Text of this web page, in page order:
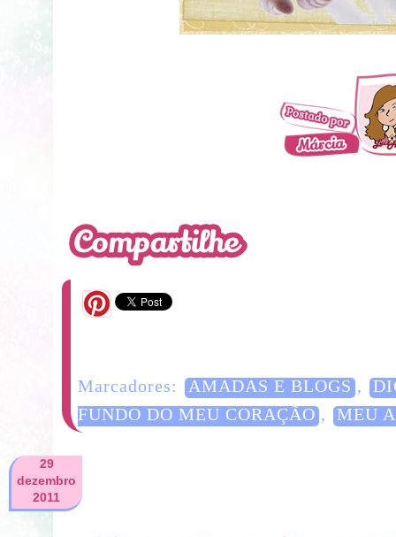
Marcadores: AMADAS E BLOGS ,
FUNDO DO MEU CORAÇÃO , MEU
29
dezembro
2011